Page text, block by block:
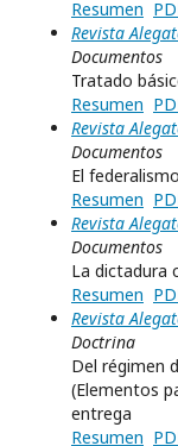
Resumen
Revista
Documentos
Tratado
Resumen
Revista
Documentos
El
Resumen
Revista
Documentos
La dictadura
Resumen
Revista
Doctrina
Del régimen
(Elementos
entrega
Resumen